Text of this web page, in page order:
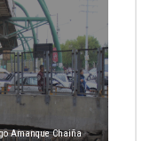
Amanque Chaiña